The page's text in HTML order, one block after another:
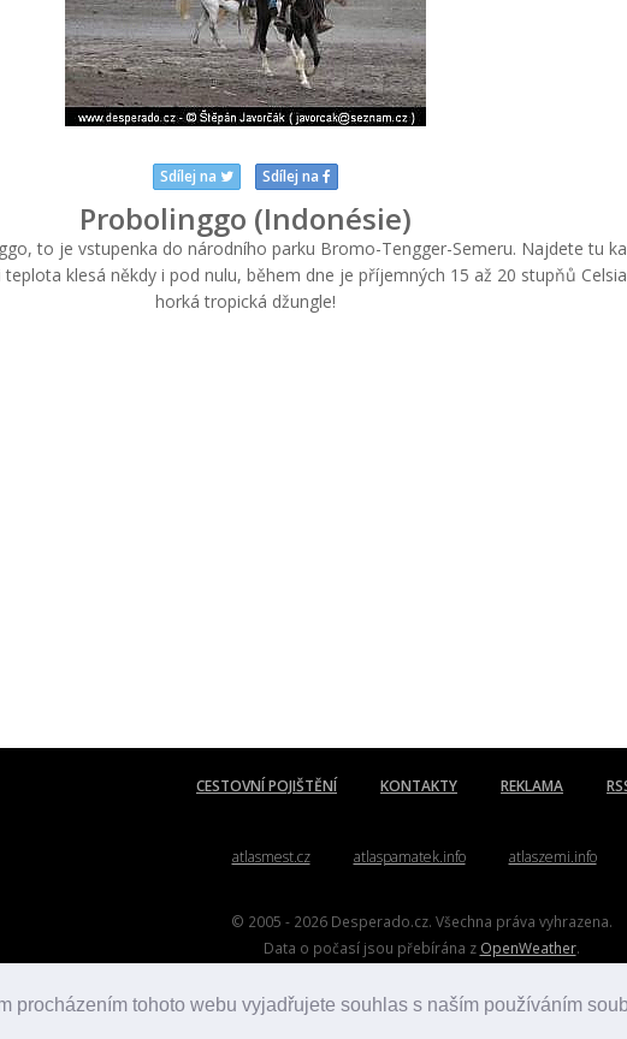
procházením tohoto webu vyjadřujete souhlas s naším používáním
Sdílej na Sdílej na
Probolinggo (Indonésie)
to je vstupenka do národního parku Bromo-Tengger-Semeru. Najdete tu
klesá někdy i pod nulu, během dne je příjemných 15 až 20 stupňů
horká tropická džungle!
CESTOVNÍ POJIŠTĚNÍ KONTAKTY REKLAMA
atlasmest.cz atlaspamatek.info atlaszemi.info
© 2005 - 2026 Desperado.cz. Všechna práva vyhrazena.
Data o počasí jsou přebírána z OpenWeather.